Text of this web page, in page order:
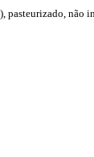
não